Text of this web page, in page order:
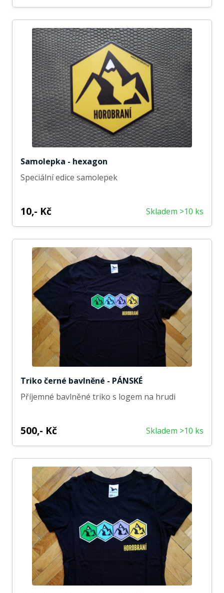
Samolepka - hexagon
Speciální edice samolepek
10,- Kč Skladem >10 ks
Triko černé bavlněné - PÁNSKÉ
Příjemné bavlněné triko s logem na hrudi
500,- Kč Skladem >10 ks